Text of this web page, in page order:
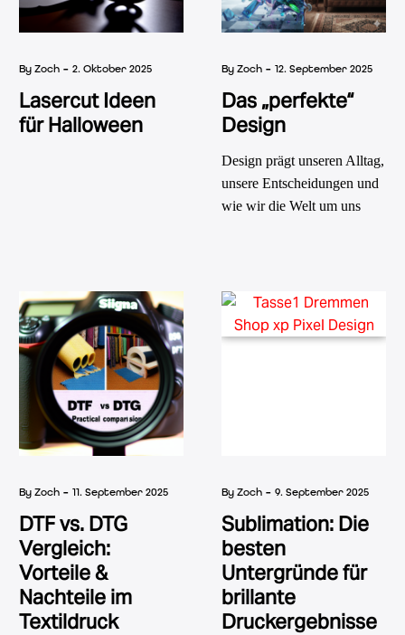
detailliert beleuchtet.
By Zoch - 2. Oktober 2025
Lasercut Ideen
für Halloween
By Zoch - 12. September 2025
Das „perfekte“
Design
Design prägt unseren Alltag,
unsere Entscheidungen und
wie wir die Welt um uns
verankert – von der
Architektur über Mode bis
hin zu digitalen Produkten.
By Zoch - 11. September 2025
DTF vs. DTG
Vergleich:
Vorteile &
Nachteile im
Textildruck
By Zoch - 9. September 2025
Sublimation: Die
besten
Untergründe für
brillante
Druckergebnisse